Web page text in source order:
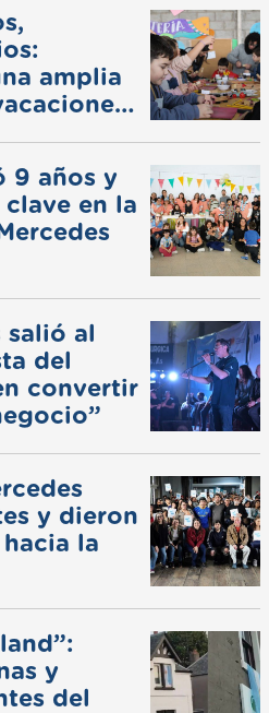
amplia
9 años y
en la
salió al
del
convertir
y dieron
la
y
del